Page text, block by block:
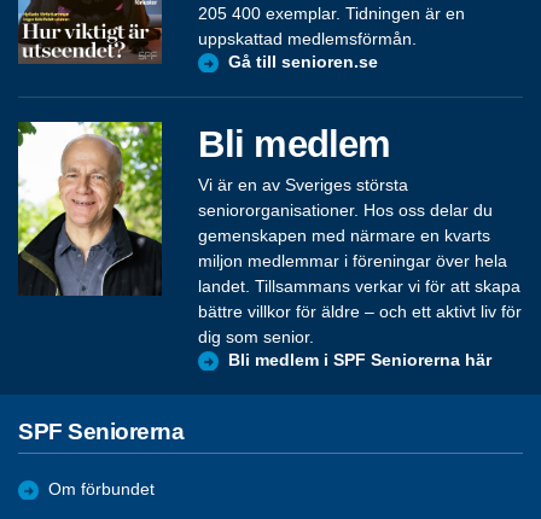
205 400 exemplar. Tidningen är en
uppskattad medlemsförmån.
Gå till senioren.se
Bli medlem
Vi är en av Sveriges största
seniororganisationer. Hos oss delar du
gemenskapen med närmare en kvarts
miljon medlemmar i föreningar över hela
landet. Tillsammans verkar vi för att skapa
bättre villkor för äldre – och ett aktivt liv för
dig som senior.
Bli medlem i SPF Seniorerna här
SPF Seniorerna
Om förbundet